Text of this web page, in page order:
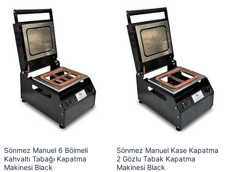
Sönmez Manuel 6 Bölmeli
Kahvaltı Tabağı Kapatma
Makinesi Black
Sönmez Manuel Kase Kapatma
2 Gözlu Tabak Kapatma
Makinesi Black